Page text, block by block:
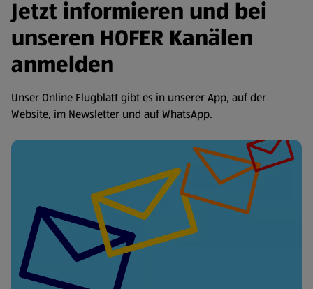
Jetzt informieren und bei
unseren HOFER Kanälen
anmelden
Unser Online Flugblatt gibt es in unserer App, auf der
Website, im Newsletter und auf WhatsApp.